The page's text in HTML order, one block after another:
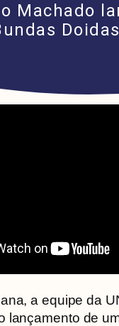
Machado
a equipe da
lançamento de